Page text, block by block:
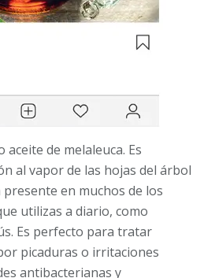
de melaleuca. Es
al vapor de las hojas del árbol
en muchos de los
utilizas a diario, como
Es perfecto para tratar
picaduras o irritaciones
antibacterianas y